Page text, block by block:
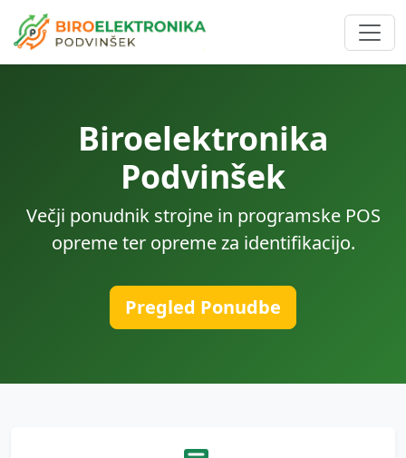
Biroelektronika
Podvinšek
Večji ponudnik strojne in programske POS
opreme ter opreme za identifikacijo.
Pregled Ponudbe